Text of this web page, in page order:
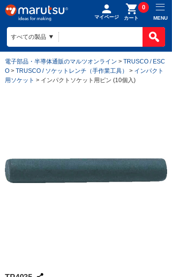
マイページ カート
0
MENU
電子部品・半導体通販のマルツオンライン > TRUSCO / ESC
O > TRUSCO / ソケットレンチ（手作業工具） > インパクト
用ソケット > インパクトソケット用ピン (10個入)